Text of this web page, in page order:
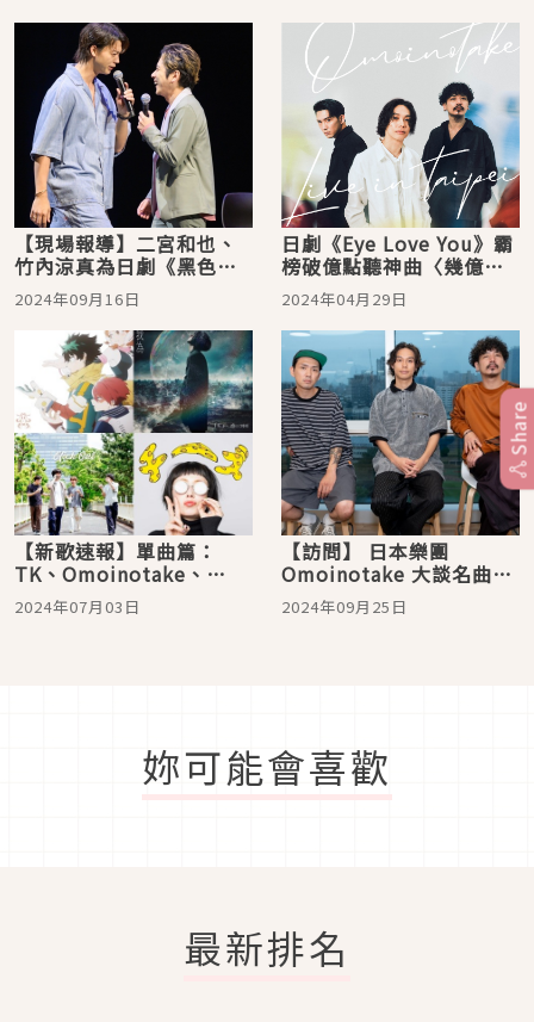
【現場報導】二宮和也、
竹內涼真為日劇《黑色止
血鉗2》宣傳登台！被爆料
「穿太清涼惹得片場臉紅
心跳」
2024年09月16日
日劇《Eye Love You》霸
榜破億點聽神曲〈幾億光
年〉 人氣樂團
Omoinotake首次來台開
唱
2024年04月29日
【新歌速報】單曲篇：
TK、Omoinotake、
SHE'S、tuki.、ねぐ
せ。、十明不能錯過的新
2024年07月03日
【訪問】 日本樂團
Omoinotake 大談名曲
〈幾億光年〉、〈蕾〉的
創作背景！好品味推草東
2024年09月25日
妳可能會喜歡
最新排名
Share